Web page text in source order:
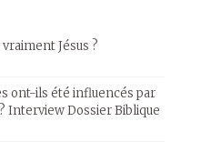
Jésus ?
ont-ils été influencés par
Interview Dossier Biblique